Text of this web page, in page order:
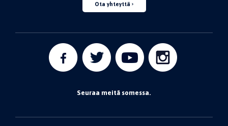
Ota yhteyttä
Seuraa meitä somessa.